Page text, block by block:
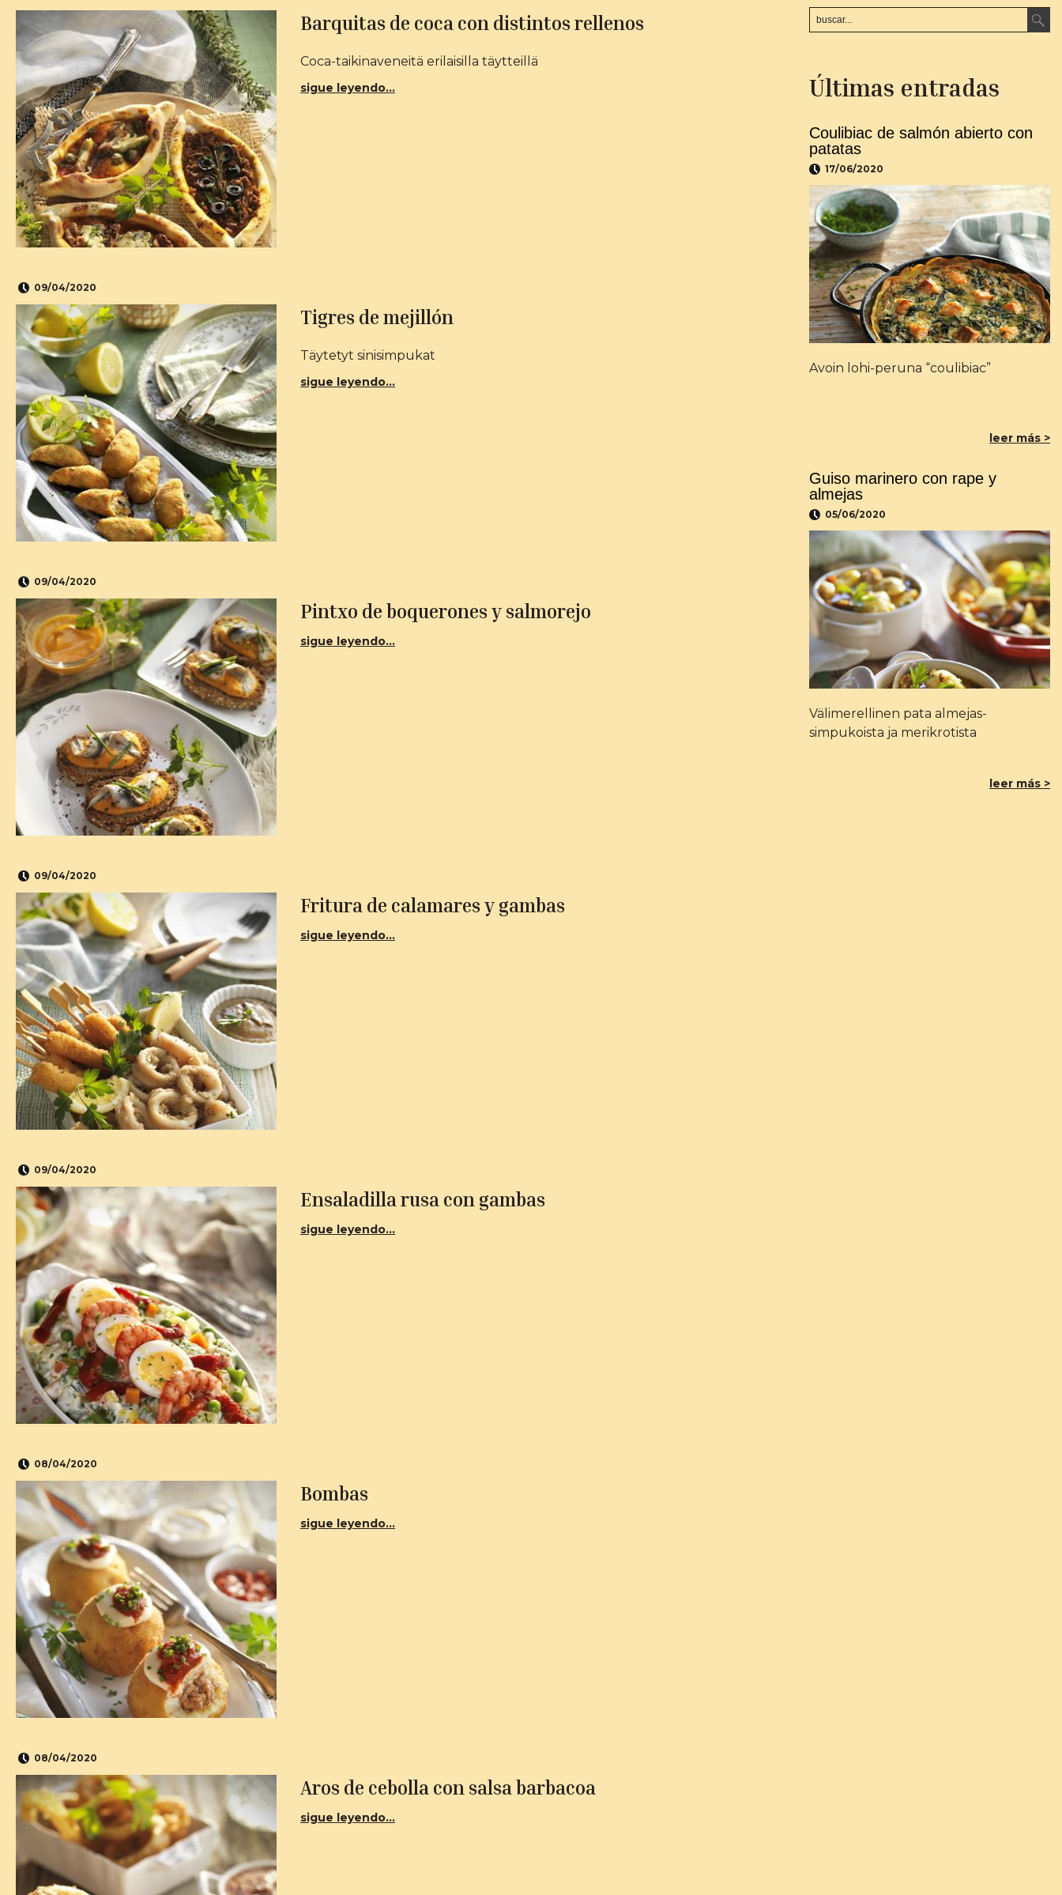
Barquitas de coca con distintos rellenos
Coca-taikinaveneitä erilaisilla täytteillä
sigue leyendo...
09/04/2020
Tigres de mejillón
Täytetyt sinisimpukat
sigue leyendo...
09/04/2020
Pintxo de boquerones y salmorejo
sigue leyendo...
09/04/2020
Fritura de calamares y gambas
sigue leyendo...
09/04/2020
Ensaladilla rusa con gambas
sigue leyendo...
08/04/2020
Bombas
sigue leyendo...
08/04/2020
Aros de cebolla con salsa barbacoa
sigue leyendo...
Últimas entradas
Coulibiac de salmón abierto con
patatas
17/06/2020
Avoin lohi-peruna “coulibiac”
leer más >
Guiso marinero con rape y
almejas
05/06/2020
Välimerellinen pata almejas-
simpukoista ja merikrotista
leer más >